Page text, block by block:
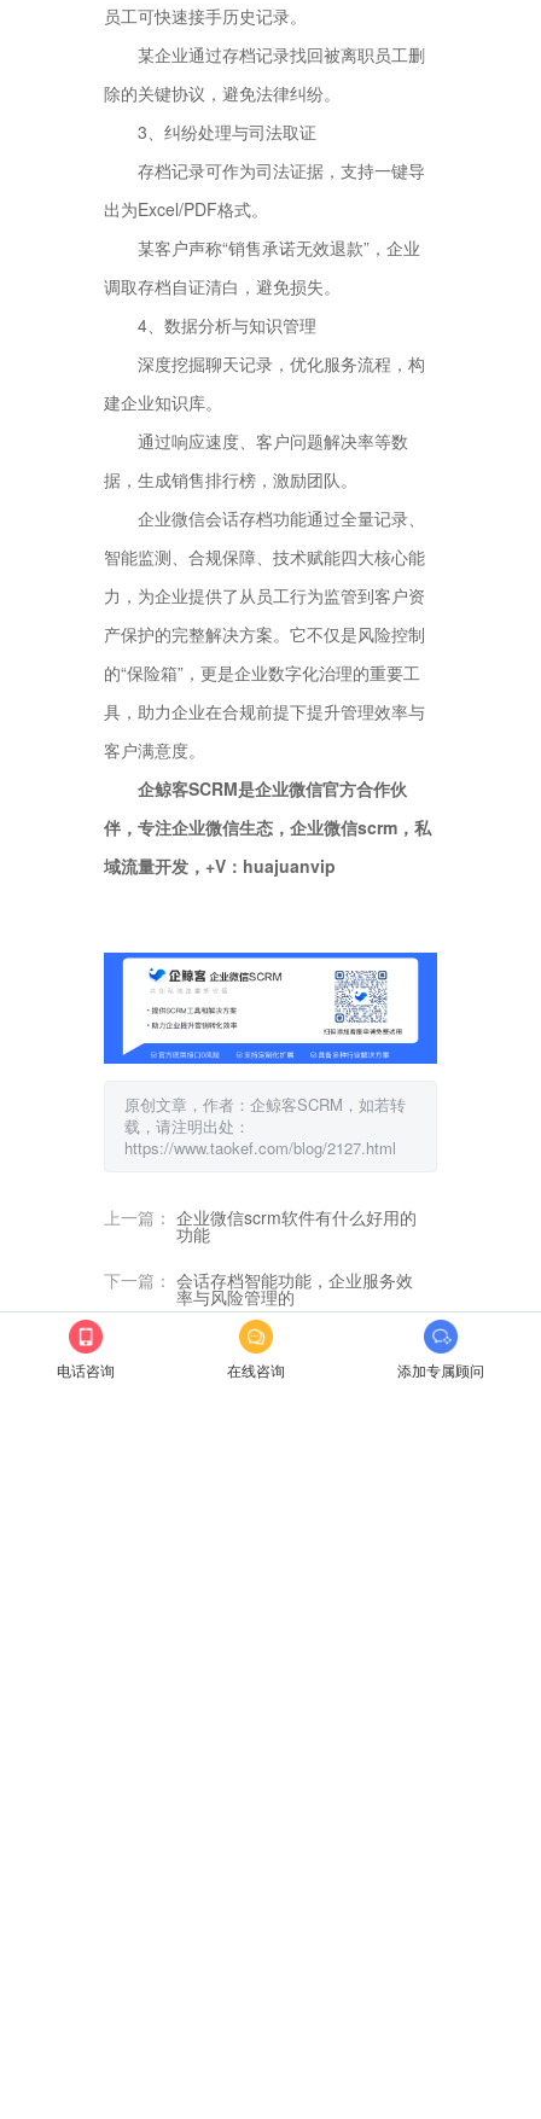
员工可快速接手历史记录。
某企业通过存档记录找回被离职员工删
除的关键协议，避免法律纠纷。
3、纠纷处理与司法取证
存档记录可作为司法证据，支持一键导
出为Excel/PDF格式。
某客户声称“销售承诺无效退款”，企业
调取存档自证清白，避免损失。
4、数据分析与知识管理
深度挖掘聊天记录，优化服务流程，构
建企业知识库。
通过响应速度、客户问题解决率等数
据，生成销售排行榜，激励团队。
企业微信会话存档功能通过全量记录、
智能监测、合规保障、技术赋能四大核心能
力，为企业提供了从员工行为监管到客户资
产保护的完整解决方案。它不仅是风险控制
的“保险箱”，更是企业数字化治理的重要工
具，助力企业在合规前提下提升管理效率与
客户满意度。
企鲸客SCRM是企业微信官方合作伙
伴，专注企业微信生态，企业微信scrm，私
域流量开发，+V：huajuanvip
原创文章，作者：企鲸客SCRM，如若转
载，请注明出处：
https://www.taokef.com/blog/2127.html
上一篇： 企业微信scrm软件有什么好用的
功能
下一篇： 会话存档智能功能，企业服务效
率与风险管理的
电话咨询 在线咨询 添加专属顾问